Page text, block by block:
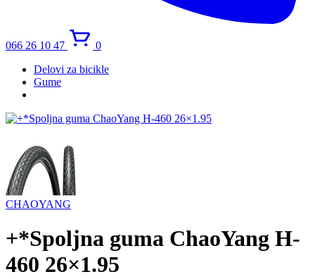
066 26 10 47
0
Delovi za bicikle
Gume
CHAOYANG
+*Spoljna guma ChaoYang H-
460 26×1.95